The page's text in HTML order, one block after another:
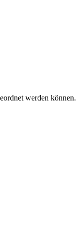
werden können.